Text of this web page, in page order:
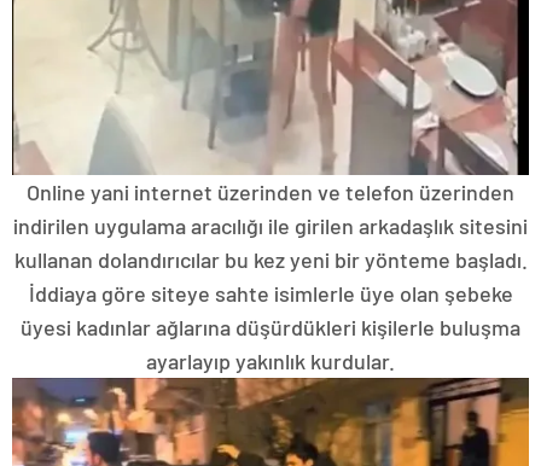
Online yani internet üzerinden ve telefon üzerinden
indirilen uygulama aracılığı ile girilen arkadaşlık sitesini
kullanan dolandırıcılar bu kez yeni bir yönteme başladı.
İddiaya göre siteye sahte isimlerle üye olan şebeke
üyesi kadınlar ağlarına düşürdükleri kişilerle buluşma
ayarlayıp yakınlık kurdular.